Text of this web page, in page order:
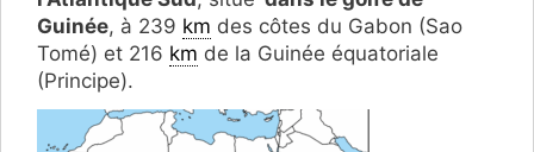
Guinée, à 239 km des côtes du Gabon (Sao
Tomé) et 216 km de la Guinée équatoriale
(Principe).